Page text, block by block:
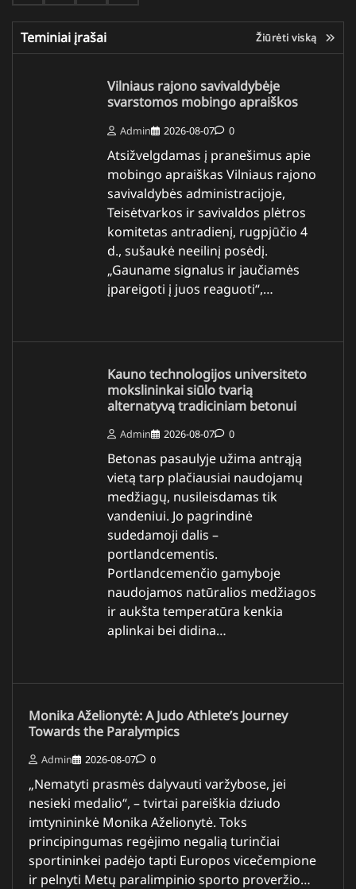
Teminiai įrašai Žiūrėti viską
Vilniaus rajono savivaldybėje
svarstomos mobingo apraiškos
Admin 2026-08-07 0
Atsižvelgdamas į pranešimus apie
mobingo apraiškas Vilniaus rajono
savivaldybės administracijoje,
Teisėtvarkos ir savivaldos plėtros
komitetas antradienį, rugpjūčio 4
d., sušaukė neeilinį posėdį.
„Gauname signalus ir jaučiamės
įpareigoti į juos reaguoti“,…
Kauno technologijos universiteto
mokslininkai siūlo tvarią
alternatyvą tradiciniam betonui
Admin 2026-08-07 0
Betonas pasaulyje užima antrąją
vietą tarp plačiausiai naudojamų
medžiagų, nusileisdamas tik
vandeniui. Jo pagrindinė
sudedamoji dalis –
portlandcementis.
Portlandcemenčio gamyboje
naudojamos natūralios medžiagos
ir aukšta temperatūra kenkia
aplinkai bei didina…
Monika Aželionytė: A Judo Athlete’s Journey
Towards the Paralympics
Admin 2026-08-07 0
„Nematyti prasmės dalyvauti varžybose, jei
nesieki medalio“, – tvirtai pareiškia dziudo
imtynininkė Monika Aželionytė. Toks
principingumas regėjimo negalią turinčiai
sportininkei padėjo tapti Europos vicečempione
ir pelnyti Metų paralimpinio sporto proveržio…